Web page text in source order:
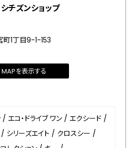
チズンショップ
1丁目9-1-153
MAPを表示する
/ エコ・ドライブ ワン / エクシード /
/ シリーズエイト / クロスシー /